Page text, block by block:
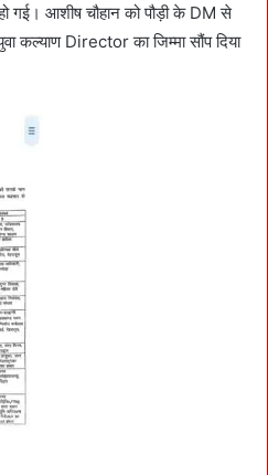
गई। आशीष चौहान को पौड़ी के DM से
Director का जिम्मा सौंप दिया